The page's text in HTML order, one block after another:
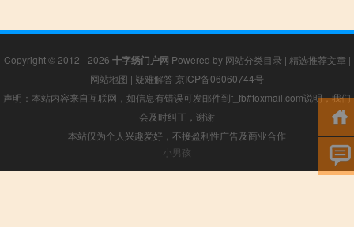
Copyright © 2012 - 2026 十字绣门户网 Powered by 网站分类目录 | 精选推荐文章 |
网站地图 | 疑难解答 京ICP备06060744号
声明：本站内容来自互联网，如信息有错误可发邮件到f_fb#foxmail.com说明，我们
会及时纠正，谢谢
本站仅为个人兴趣爱好，不接盈利性广告及商业合作
小男孩